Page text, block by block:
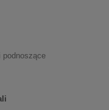
podnoszące